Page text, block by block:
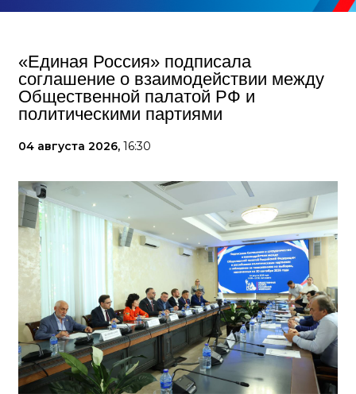
«Единая Россия» подписала
соглашение о взаимодействии между
Общественной палатой РФ и
политическими партиями
04 августа 2026, 16:30